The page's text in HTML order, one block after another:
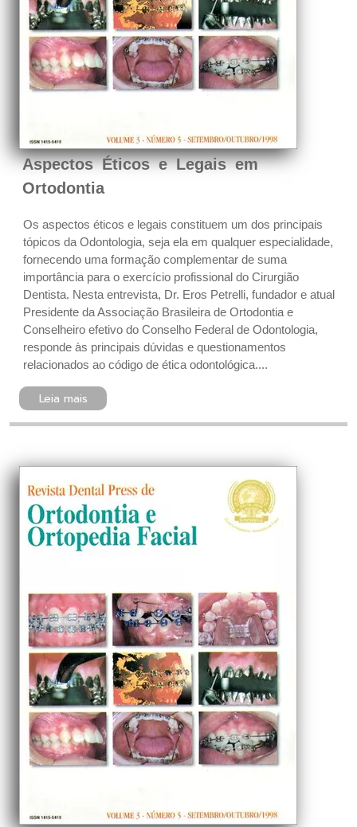
Aspectos Éticos e Legais em
Ortodontia
Os aspectos éticos e legais constituem um dos principais
tópicos da Odontologia, seja ela em qualquer especialidade,
fornecendo uma formação complementar de suma
importância para o exercício profissional do Cirurgião
Dentista. Nesta entrevista, Dr. Eros Petrelli, fundador e atual
Presidente da Associação Brasileira de Ortodontia e
Conselheiro efetivo do Conselho Federal de Odontologia,
responde às principais dúvidas e questionamentos
relacionados ao código de ética odontológica....
Leia mais